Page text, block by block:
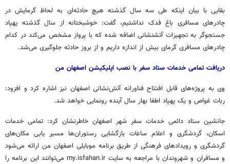
بقایی با بیان اینکه طی سه سال گذشته هیچ حادثه‌ای به لحاظ گرمایش در
چادرهای مسافری باغ فدک نداشتیم، گفت: خوشبختانه از سال گذشته پهپاد
جستجوگر به تجهیزات آتشنشانیاضافه شده که با پرواز مشخص می‌کند در کدام
چادرهای مسافری گرمای بیش از اندازه داریم و از بروز حادثه جلوگیری می‌شد.
دریافت تمامی خدمات ستاد سفر با نصب اپلیکیشن اصفهان من
وی به پروژه‌های قابل افتتاح فناورانه آتش‌نشانی اصفهان نیز اشاره کرد و افزود:
ربات غواص و یک پهپاد اطفا بهار سال آینده رونمایی خواهد شد.
جانشین ستاد دائمی خدمات سفر شهر اصفهان خاطرنشان کرد: تمامی خدمات
اسکان، گردشگری و اعلام ساعات بازگشایی رستوران‌ها مسیر یابی مکان‌های
گردشگری و رویدادهای فرهنگی از طریق برنامه موبایلی اصفهان من ارائه می‌شود
و مسافران و شهروندان با مراجعه به سایت my.isfahan.ir می‌توانند این برنامه را